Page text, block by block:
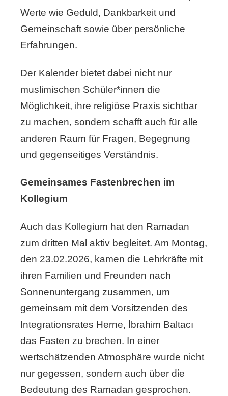
Werte wie Geduld, Dankbarkeit und
Gemeinschaft sowie über persönliche
Erfahrungen.
Der Kalender bietet dabei nicht nur
muslimischen Schüler*innen die
Möglichkeit, ihre religiöse Praxis sichtbar
zu machen, sondern schafft auch für alle
anderen Raum für Fragen, Begegnung
und gegenseitiges Verständnis.
Gemeinsames Fastenbrechen im
Kollegium
Auch das Kollegium hat den Ramadan
zum dritten Mal aktiv begleitet. Am Montag,
den 23.02.2026, kamen die Lehrkräfte mit
ihren Familien und Freunden nach
Sonnenuntergang zusammen, um
gemeinsam mit dem Vorsitzenden des
Integrationsrates Herne, İbrahim Baltacı
das Fasten zu brechen. In einer
wertschätzenden Atmosphäre wurde nicht
nur gegessen, sondern auch über die
Bedeutung des Ramadan gesprochen.